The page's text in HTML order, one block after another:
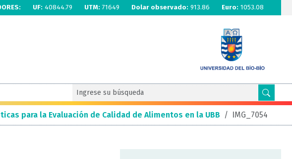
UF: 40844.79 UTM: 71649 Dolar observado: 913.86 Euro: 1053.08
para la Evaluación de Calidad de Alimentos en la UBB / IMG_7054